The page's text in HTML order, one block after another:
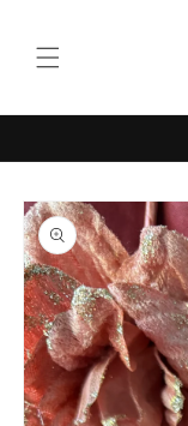
Skip to
product
information